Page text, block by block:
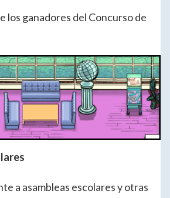
los ganadores del Concurso de
a asambleas escolares y otras